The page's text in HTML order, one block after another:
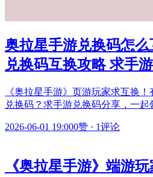
奥拉星手游兑换码怎
兑换码互换攻略 求手
《奥拉星手游》页游玩家求互换
兑换码？求手游兑换码分享，一起
2026-06-01 19:000赞 · 1评论
《奥拉星手游》端游